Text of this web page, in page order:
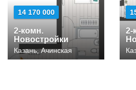
14 170 000
2-комн.
Новостройки
Казань, Ачинская
2-